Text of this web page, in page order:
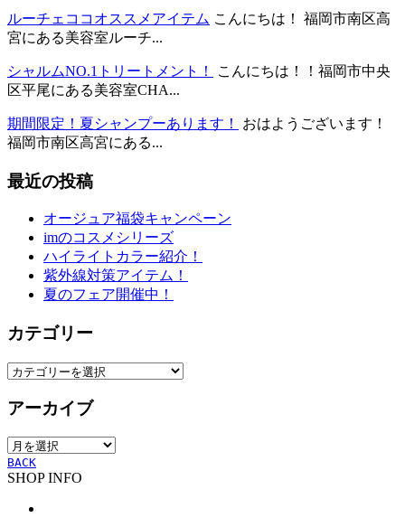
ルーチェココオススメアイテム こんにちは！ 福岡市南区高
宮にある美容室ルーチ...
シャルムNO.1トリートメント！
こんにちは！！福岡市中央
区平尾にある美容室CHA...
期間限定！夏シャンプーあります！
おはようございます！
福岡市南区高宮にある...
最近の投稿
オージュア福袋キャンペーン
imのコスメシリーズ
ハイライトカラー紹介！
紫外線対策アイテム！
夏のフェア開催中！
カテゴリー
カ
ゴ
ー
アーカイブ
ア
ー
カ
BACK
SHOP INFO